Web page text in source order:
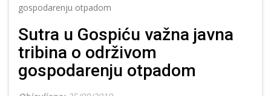
gospodarenju otpadom
Sutra u Gospiću važna javna
tribina o održivom
gospodarenju otpadom